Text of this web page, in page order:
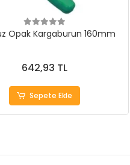
Opak Kargaburun 160mm
642,93 TL
Sepete Ekle